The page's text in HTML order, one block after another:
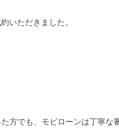
いただきました。
方でも、モビローンは丁寧な